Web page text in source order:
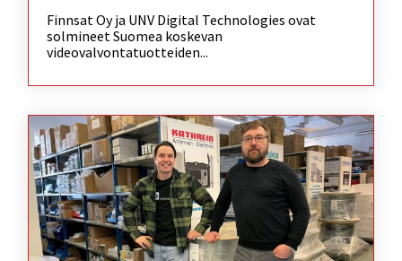
Finnsat Oy ja UNV Digital Technologies ovat
solmineet Suomea koskevan
videovalvontatuotteiden...